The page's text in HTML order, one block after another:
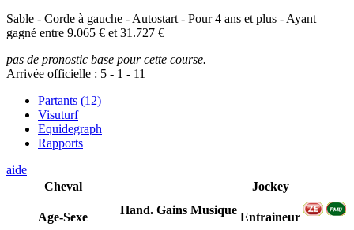
Sable - Corde à gauche - Autostart - Pour 4 ans et plus - Ayant
gagné entre 9.065 € et 31.727 €
pas de pronostic base pour cette course.
Arrivée officielle : 5 - 1 - 11
Partants (12)
Visuturf
Equidegraph
Rapports
aide
Cheval
Age-Sexe
Hand. Gains Musique
Jockey
Entraineur